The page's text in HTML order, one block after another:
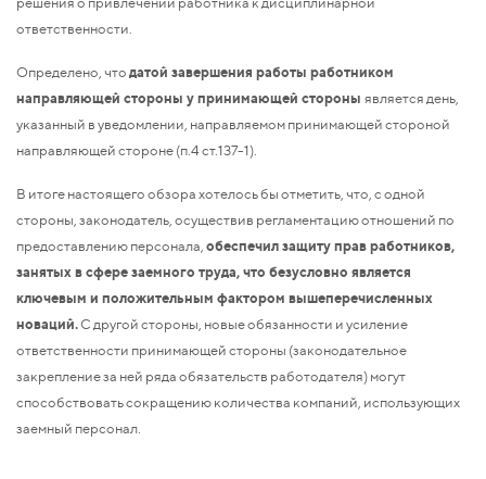
ответственности.
Определено, чтодатой завершения работы работником
направляющей стороны у принимающей стороны является день,
указанный в уведомлении, направляемом принимающей стороной
направляющей стороне (п.4 ст.137-1).
В итоге настоящего обзора хотелось бы отметить, что, с одной
стороны, законодатель, осуществив регламентацию отношений по
предоставлению персонала,обеспечил защиту прав работников,
занятых в сфере заемного труда, что безусловно является
ключевым и положительным фактором вышеперечисленных
новаций.С другой стороны, новые обязанности и усиление
ответственности принимающей стороны (законодательное
закрепление за ней ряда обязательств работодателя) могут
способствовать сокращению количества компаний, использующих
заемный персонал.